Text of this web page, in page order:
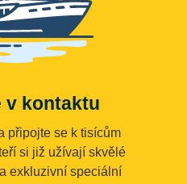
v kontaktu
připojte se k tisícům
si již užívají skvělé
exkluzivní speciální